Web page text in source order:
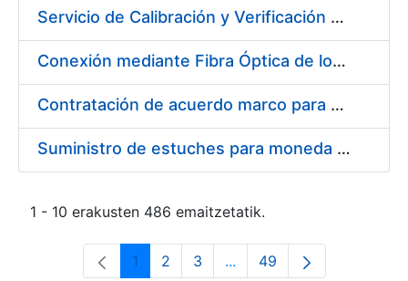
Servicio de Calibración y Verificación Externa de los Equipos de Medición del Servicio de Prevención de la FNMT-RCM
Conexión mediante Fibra Óptica de los Centros de Proceso de Datos (CPDs) de las sedes de la FNMT-RCM de Burgos y Madrid
Contratación de acuerdo marco para el Suministro de Material de Electricidad para la Fábrica Nacional de Moneda y Timbre-Real Casa de la Moneda en su centro de trabajo de Burgos
Suministro de estuches para moneda de 30 €
1 - 10 erakusten 486 emaitzetatik.
Orrialdea
1 Orrialdea
2 Orrialdea
3 ...Intermediate Pages Use
Orrialdea
49